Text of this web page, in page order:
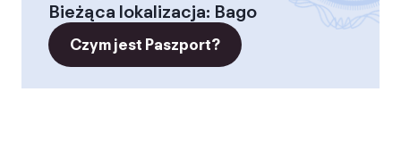
Bieżąca lokalizacja: Bago
Czym jest Paszport?